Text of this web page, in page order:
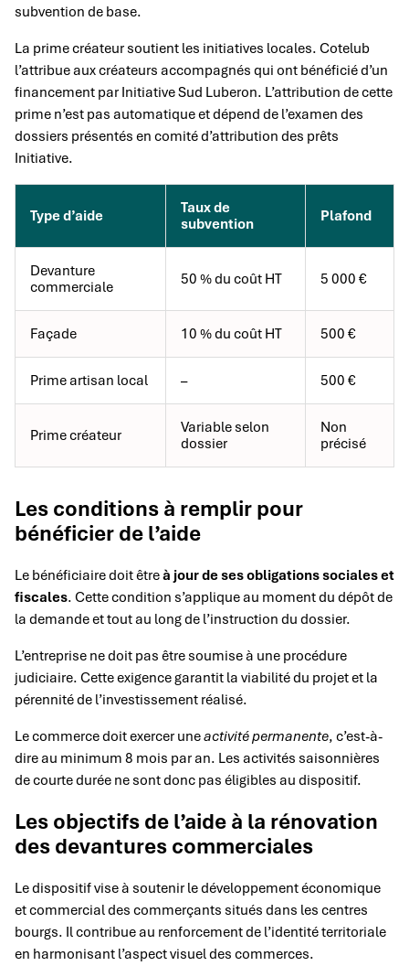
subvention de base.
La prime créateur soutient les initiatives locales. Cotelub
l’attribue aux créateurs accompagnés qui ont bénéficié d’un
financement par Initiative Sud Luberon. L’attribution de cette
prime n’est pas automatique et dépend de l’examen des
dossiers présentés en comité d’attribution des prêts
Initiative.
Type d’aide
Taux de
subvention
Plafond
Devanture
commerciale
50 % du coût HT 5 000 €
Façade 10 % du coût HT 500 €
Prime artisan local – 500 €
Prime créateur
Variable selon
dossier
Non
précisé
Les conditions à remplir pour
bénéficier de l’aide
Le bénéficiaire doit êtreà jour de ses obligations sociales et
fiscales. Cette condition s’applique au moment du dépôt de
la demande et tout au long de l’instruction du dossier.
L’entreprise ne doit pas être soumise à une procédure
judiciaire. Cette exigence garantit la viabilité du projet et la
pérennité de l’investissement réalisé.
Le commerce doit exercer uneactivité permanente, c’est-à-
dire au minimum 8 mois par an. Les activités saisonnières
de courte durée ne sont donc pas éligibles au dispositif.
Les objectifs de l’aide à la rénovation
des devantures commerciales
Le dispositif vise à soutenir le développement économique
et commercial des commerçants situés dans les centres
bourgs. Il contribue au renforcement de l’identité territoriale
en harmonisant l’aspect visuel des commerces.